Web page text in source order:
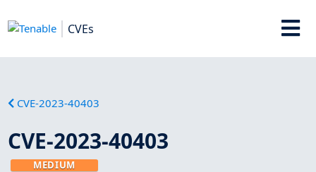
CVEs
CVE-2023-40403
CVE-2023-40403
MEDIUM